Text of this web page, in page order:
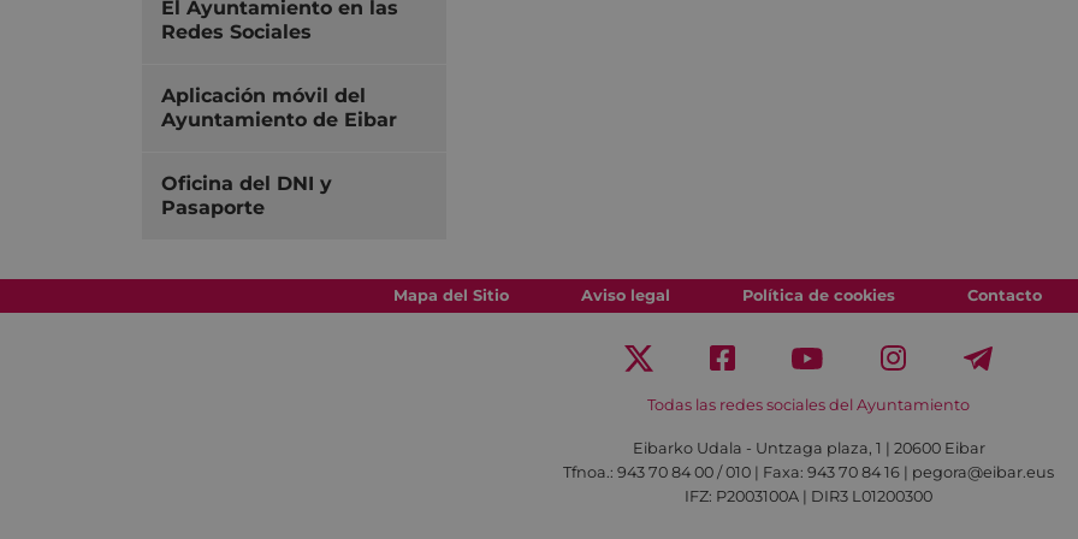
El Ayuntamiento en las
Redes Sociales
Aplicación móvil del
Ayuntamiento de Eibar
Oficina del DNI y
Pasaporte
Mapa del Sitio Aviso legal Política de cookies Contacto
Todas las redes sociales del Ayuntamiento
Eibarko Udala - Untzaga plaza, 1 | 20600 Eibar
Tfnoa.: 943 70 84 00 / 010 | Faxa: 943 70 84 16 | pegora@eibar.eus
IFZ: P2003100A | DIR3 L01200300